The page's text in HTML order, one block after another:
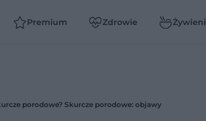
Premium Zdrowie
porodowe? Skurcze porodowe: objawy